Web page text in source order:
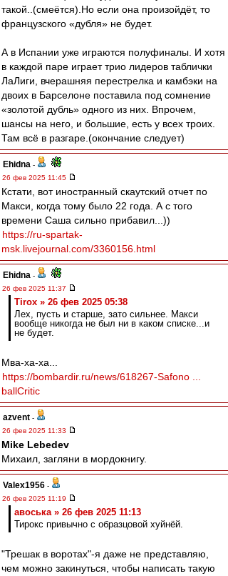
такой..(смеётся).Но если она произойдёт, то
французского «дубля» не будет.
А в Испании уже играются полуфиналы. И хотя
в каждой паре играет трио лидеров таблички
ЛаЛиги, вчерашняя перестрелка и камбэки на
двоих в Барселоне поставила под сомнение
«золотой дубль» одного из них. Впрочем,
шансы на него, и большие, есть у всех троих.
Там всё в разгаре.(окончание следует)
Ehidna -
26 фев 2025 11:45
Кстати, вот иностранный скаутский отчет по
Макси, когда тому было 22 года. А с того
времени Саша сильно прибавил...))
https://ru-spartak-
msk.livejournal.com/3360156.html
Ehidna -
26 фев 2025 11:37
Tirox » 26 фев 2025 05:38
Лех, пусть и старше, зато сильнее. Макси
вообще никогда не был ни в каком списке...и
не будет.
Мва-ха-ха...
https://bombardir.ru/news/618267-Safono ...
ballCritic
azvent -
26 фев 2025 11:33
Mike Lebedev
Михаил, загляни в мордокнигу.
Valex1956 -
26 фев 2025 11:19
авоська » 26 фев 2025 11:13
Тирокс привычно с образцовой хуйнёй.
"Трешак в воротах"-я даже не представляю,
чем можно закинуться, чтобы написать такую